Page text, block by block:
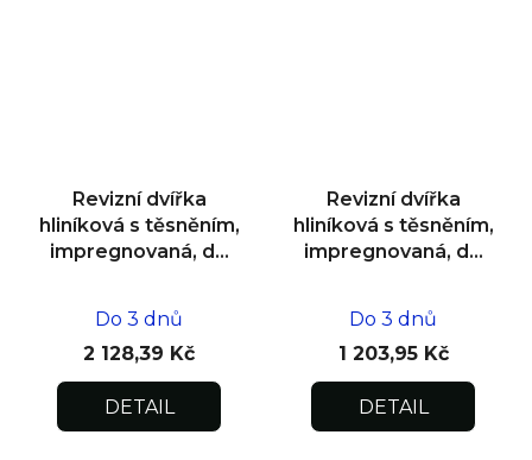
Revizní dvířka
hliníková s těsněním,
impregnovaná, do
Do 3 dnů
2 128,39 Kč
DETAIL
Revizní dvířka
hliníková s těsněním,
impregnovaná, do
Do 3 dnů
1 203,95 Kč
DETAIL